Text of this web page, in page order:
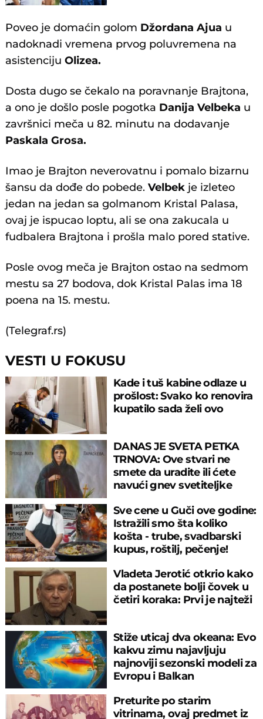
Poveo je domaćin golom Džordana Ajua u
nadoknadi vremena prvog poluvremena na
asistencijuOlizea.
Dosta dugo se čekalo na poravnanje Brajtona,
a ono je došlo posle pogotka Danija Velbeka u
završnici meča u 82. minutu na dodavanje
Paskala Grosa.
Imao je Brajton neverovatnu i pomalo bizarnu
šansu da dođe do pobede.Velbek je izleteo
jedan na jedan sa golmanom Kristal Palasa,
ovaj je ispucao loptu, ali se ona zakucala u
fudbalera Brajtona i prošla malo pored stative.
Posle ovog meča je Brajton ostao na sedmom
mestu sa 27 bodova, dok Kristal Palas ima 18
poena na 15. mestu.
(Telegraf.rs)
VESTI U FOKUSU
Kade i tuš kabine odlaze u
prošlost: Svako ko renovira
kupatilo sada želi ovo
DANAS JE SVETA PETKA
TRNOVA: Ove stvari ne
smete da uradite ili ćete
navući gnev svetiteljke
Sve cene u Guči ove godine:
Istražili smo šta koliko
košta - trube, svadbarski
kupus, roštilj, pečenje!
Vladeta Jerotić otkrio kako
da postanete bolji čovek u
četiri koraka: Prvi je najteži
Stiže uticaj dva okeana: Evo
kakvu zimu najavljuju
najnoviji sezonski modeli za
Evropu i Balkan
Preturite po starim
vitrinama, ovaj predmet iz